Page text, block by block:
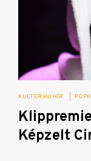
KULTER.HU HÍR
Képzelt